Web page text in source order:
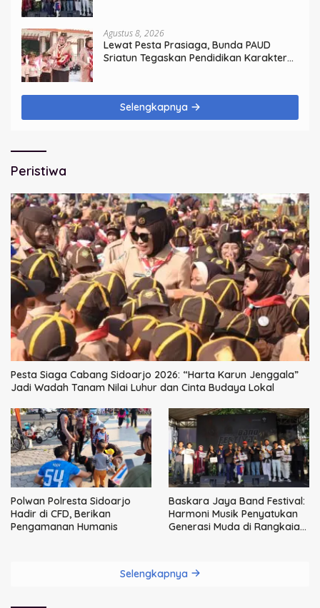
Agustus 8, 2026
Lewat Pesta Prasiaga, Bunda PAUD
Sriatun Tegaskan Pendidikan Karakter
Selengkapnya
Peristiwa
Pesta Siaga Cabang Sidoarjo 2026: “Harta Karun Jenggala”
Jadi Wadah Tanam Nilai Luhur dan Cinta Budaya Lokal
Polwan Polresta Sidoarjo
Hadir di CFD, Berikan
Pengamanan Humanis
Baskara Jaya Band Festival:
Harmoni Musik Penyatukan
Generasi Muda di Rangkaian
Selengkapnya